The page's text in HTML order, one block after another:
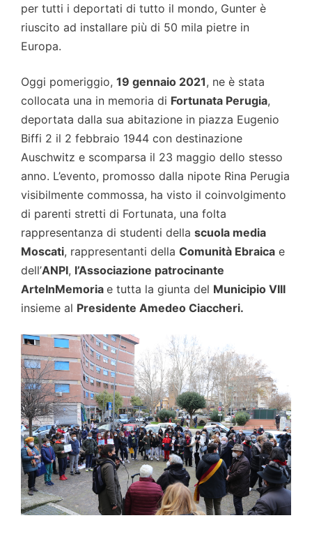
per tutti i deportati di tutto il mondo, Gunter è
riuscito ad installare più di 50 mila pietre in
Europa.
Oggi pomeriggio, 19 gennaio 2021, ne è stata
collocata una in memoria di Fortunata Perugia,
deportata dalla sua abitazione in piazza Eugenio
Biffi 2 il 2 febbraio 1944 con destinazione
Auschwitz e scomparsa il 23 maggio dello stesso
anno. L’evento, promosso dalla nipote Rina Perugia
visibilmente commossa, ha visto il coinvolgimento
di parenti stretti di Fortunata, una folta
rappresentanza di studenti della scuola media
Moscati, rappresentanti della Comunità Ebraica e
dell’ANPI, l’Associazione patrocinante
ArteInMemoria e tutta la giunta del Municipio VIII
insieme al Presidente Amedeo Ciaccheri.